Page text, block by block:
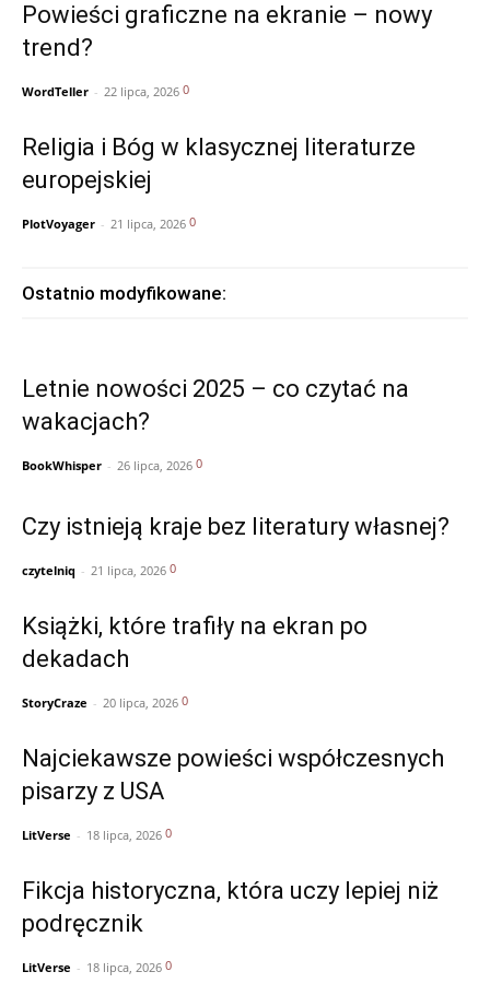
Powieści graficzne na ekranie – nowy
trend?
WordTeller - 22 lipca, 2026 0
Religia i Bóg w klasycznej literaturze
europejskiej
PlotVoyager - 21 lipca, 2026 0
Ostatnio modyfikowane:
Letnie nowości 2025 – co czytać na
wakacjach?
BookWhisper - 26 lipca, 2026 0
Czy istnieją kraje bez literatury własnej?
czytelniq - 21 lipca, 2026 0
Książki, które trafiły na ekran po
dekadach
StoryCraze - 20 lipca, 2026 0
Najciekawsze powieści współczesnych
pisarzy z USA
LitVerse - 18 lipca, 2026 0
Fikcja historyczna, która uczy lepiej niż
podręcznik
LitVerse - 18 lipca, 2026 0